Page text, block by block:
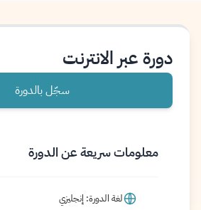
دورة عبر الانترنت
سجّل بالدورة
معلومات سريعة عن الدورة
لغة الدورة: إنجليزي